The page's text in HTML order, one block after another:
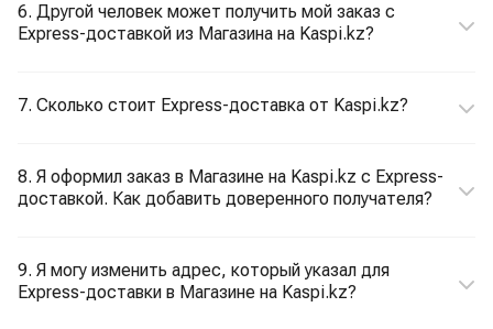
6. Другой человек может получить мой заказ с
Express-доставкой из Магазина на Kaspi.kz?
7. Сколько стоит Express-доставка от Kaspi.kz?
8. Я оформил заказ в Магазине на Kaspi.kz с Express-
доставкой. Как добавить доверенного получателя?
9. Я могу изменить адрес, который указал для
Express-доставки в Магазине на Kaspi.kz?